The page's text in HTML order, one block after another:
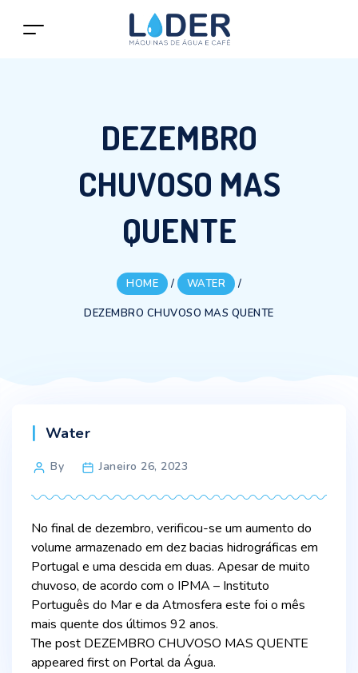
DEZEMBRO
CHUVOSO MAS
QUENTE
HOME / WATER /
DEZEMBRO CHUVOSO MAS QUENTE
Categories
Water
PostBy Janeiro 26, 2023
No final de dezembro, verificou-se um aumento do
volume armazenado em dez bacias hidrográficas em
Portugal e uma descida em duas. Apesar de muito
chuvoso, de acordo com o IPMA – Instituto
Português do Mar e da Atmosfera este foi o mês
mais quente dos últimos 92 anos.
The post DEZEMBRO CHUVOSO MAS QUENTE
appeared first on Portal da Água.